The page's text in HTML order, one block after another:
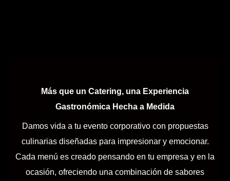
Más que un Catering, una Experiencia
Gastronómica Hecha a Medida
Damos vida a tu evento corporativo con propuestas
culinarias diseñadas para impresionar y emocionar.
Cada menú es creado pensando en tu empresa y en la
ocasión, ofreciendo una combinación de sabores